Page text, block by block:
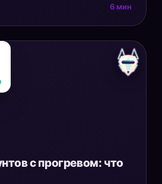
6 мин
с прогревом: что